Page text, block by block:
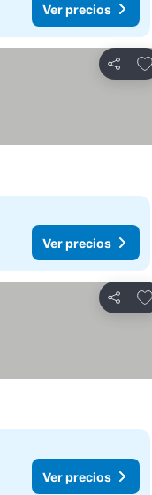
Ver precios
Ver precios
Ver precios